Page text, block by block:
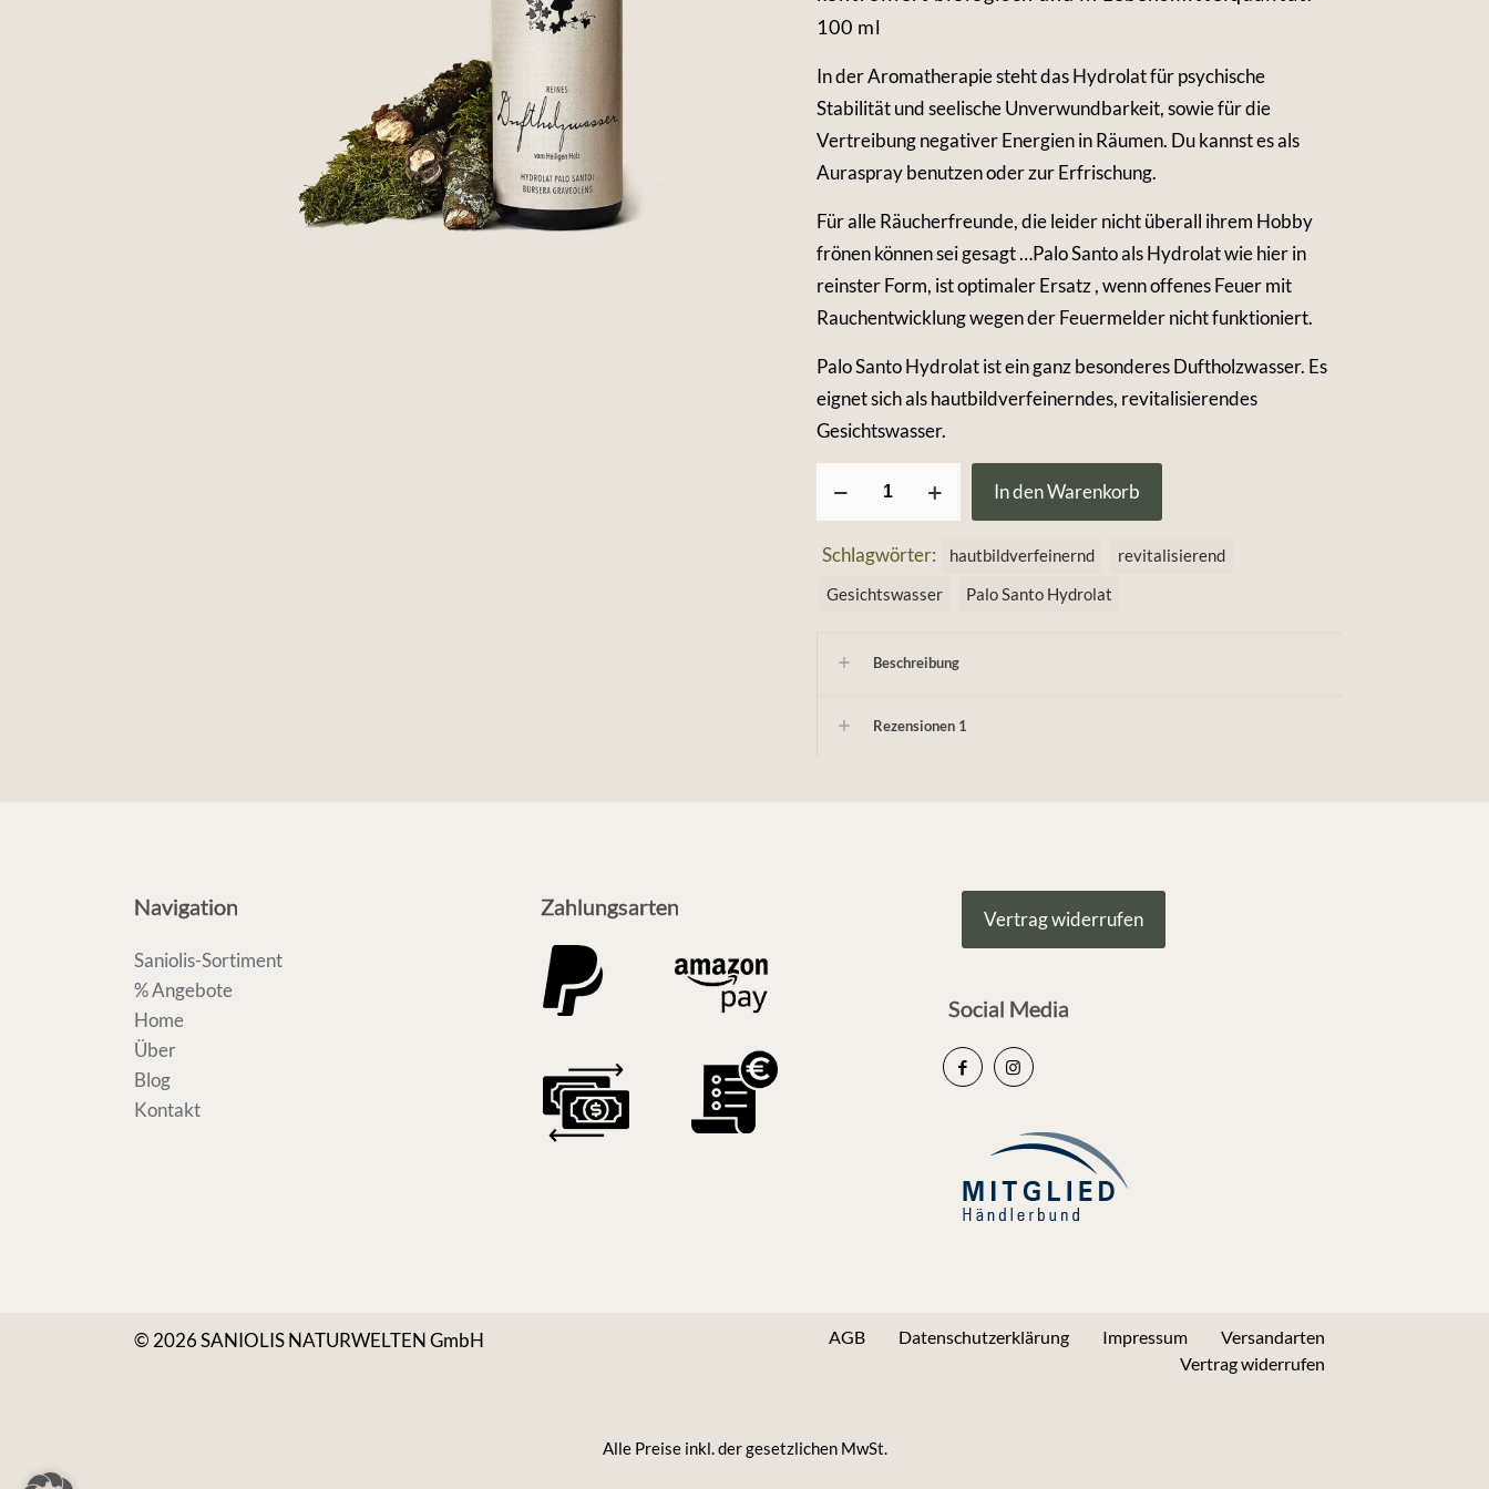
100 ml
In der Aromatherapie steht das Hydrolat für psychische
Stabilität und seelische Unverwundbarkeit, sowie für die
Vertreibung negativer Energien in Räumen. Du kannst es als
Auraspray benutzen oder zur Erfrischung.
Für alle Räucherfreunde, die leider nicht überall ihrem Hobby
frönen können sei gesagt …Palo Santo als Hydrolat wie hier in
reinster Form, ist optimaler Ersatz , wenn offenes Feuer mit
Rauchentwicklung wegen der Feuermelder nicht funktioniert.
Palo Santo Hydrolat ist ein ganz besonderes Duftholzwasser. Es
eignet sich als hautbildverfeinerndes, revitalisierendes
Gesichtswasser.
–
Santo
In den Warenkorb
Schlagwörter: hautbildverfeinernd
revitalisierend
Gesichtswasser
Palo Santo Hydrolat
Beschreibung
Rezensionen 1
Navigation
Saniolis-Sortiment
% Angebote
Home
Über
Blog
Kontakt
Zahlungsarten Vertrag widerrufen
Social Media
© 2026 SANIOLIS NATURWELTEN GmbH AGB Datenschutzerklärung Impressum
Versandarten
Vertrag widerrufen
Alle Preise inkl. der gesetzlichen MwSt.